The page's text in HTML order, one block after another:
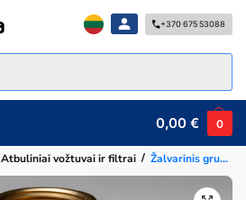
+370 675 53088
0,00€ 0
Atbuliniai vožtuvai ir filtrai / Žalvarinis grubaus valymo filtras 1″